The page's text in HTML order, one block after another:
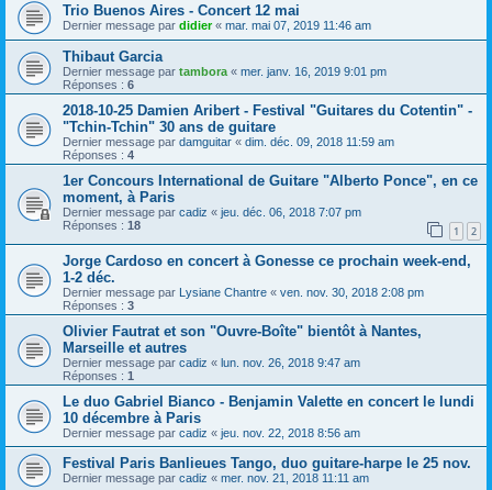
Trio Buenos Aires - Concert 12 mai
Dernier message par didier« mar. mai 07, 2019 11:46 am
Thibaut Garcia
Dernier message par tambora « mer. janv. 16, 2019 9:01 pm
Réponses : 6
2018-10-25 Damien Aribert - Festival "Guitares du Cotentin" -
"Tchin-Tchin" 30 ans de guitare
Dernier message par damguitar « dim. déc. 09, 2018 11:59 am
Réponses : 4
1er Concours International de Guitare "Alberto Ponce", en ce
moment, à Paris
Dernier message par cadiz « jeu. déc. 06, 2018 7:07 pm
Réponses : 18 1 2
Jorge Cardoso en concert à Gonesse ce prochain week-end,
1-2 déc.
Dernier message par Lysiane Chantre « ven. nov. 30, 2018 2:08 pm
Réponses : 3
Olivier Fautrat et son "Ouvre-Boîte" bientôt à Nantes,
Marseille et autres
Dernier message par cadiz « lun. nov. 26, 2018 9:47 am
Réponses : 1
Le duo Gabriel Bianco - Benjamin Valette en concert le lundi
10 décembre à Paris
Dernier message par cadiz « jeu. nov. 22, 2018 8:56 am
Festival Paris Banlieues Tango, duo guitare-harpe le 25 nov.
Dernier message par cadiz « mer. nov. 21, 2018 11:11 am